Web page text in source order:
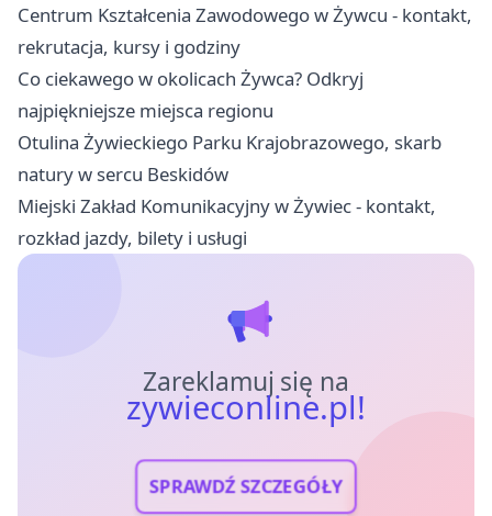
Centrum Kształcenia Zawodowego w Żywcu - kontakt,
rekrutacja, kursy i godziny
Co ciekawego w okolicach Żywca? Odkryj
najpiękniejsze miejsca regionu
Otulina Żywieckiego Parku Krajobrazowego, skarb
natury w sercu Beskidów
Miejski Zakład Komunikacyjny w Żywiec - kontakt,
rozkład jazdy, bilety i usługi
Zareklamuj się na
zywieconline.pl!
SPRAWDŹ SZCZEGÓŁY